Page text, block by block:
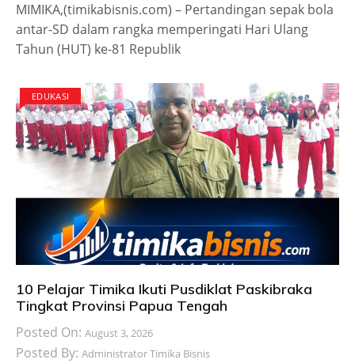
MIMIKA,(timikabisnis.com) – Pertandingan sepak bola
antar-SD dalam rangka memperingati Hari Ulang
Tahun (HUT) ke-81 Republik
EDUKASI
10 Pelajar Timika Ikuti Pusdiklat Paskibraka
Tingkat Provinsi Papua Tengah
Posted On: August 3, 2026
Posted By: Administrator Timika Bisnis